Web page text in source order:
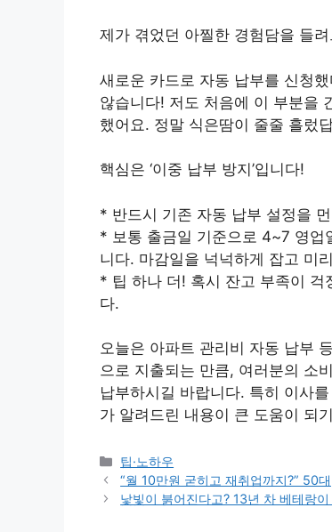
제가 겪었던 아찔한 경험담을 들
새로운 카드로 자동 납부를 신청
않습니다! 저도 처음에 이 부분을
했어요. 정말 식은땀이 줄줄 흘렀
핵심은 ‘이중 납부 방지’입니다!
* 반드시 기존 자동 납부 설정을
* 보통 출금일 기준으로 4~7 영업
니다. 마감일을 넉넉하게 잡고 미
* 팁 하나 더! 혹시 잔고 부족이 걱
다.
오늘은 아파트 관리비 자동 납부
으로 지출되는 만큼, 여러분의 소
납부하시길 바랍니다. 특히 이사
가 알려드린 내용이 큰 도움이 되
Categories
팁·노하우
“월 10만원 굳히고 재취업까지?” 50
낯빛이 붉어진다고? 13년 차 베테랑